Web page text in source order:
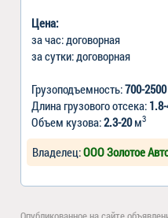
Цена:
за час: договорная
за сутки: договорная
Грузоподъемность:700-2500
Длина грузового отсека:
Объем кузова:2.3-20м3
Владелец:ООО Золотое